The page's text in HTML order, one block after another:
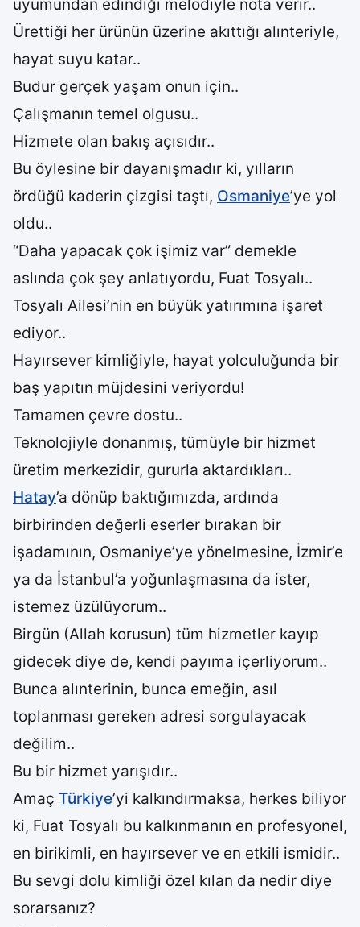
uyumundan edindiği melodiyle nota verir..
Ürettiği her ürünün üzerine akıttığı alınteriyle,
hayat suyu katar..
Budur gerçek yaşam onun için..
Çalışmanın temel olgusu..
Hizmete olan bakış açısıdır..
Bu öylesine bir dayanışmadır ki, yılların
ördüğü kaderin çizgisi taştı, Osmaniye’ye yol
oldu..
“Daha yapacak çok işimiz var” demekle
aslında çok şey anlatıyordu, Fuat Tosyalı..
Tosyalı Ailesi’nin en büyük yatırımına işaret
ediyor..
Hayırsever kimliğiyle, hayat yolculuğunda bir
baş yapıtın müjdesini veriyordu!
Tamamen çevre dostu..
Teknolojiyle donanmış, tümüyle bir hizmet
üretim merkezidir, gururla aktardıkları..
Hatay’a dönüp baktığımızda, ardında
birbirinden değerli eserler bırakan bir
işadamının, Osmaniye’ye yönelmesine, İzmir’e
ya da İstanbul’a yoğunlaşmasına da ister,
istemez üzülüyorum..
Birgün (Allah korusun) tüm hizmetler kayıp
gidecek diye de, kendi payıma içerliyorum..
Bunca alınterinin, bunca emeğin, asıl
toplanması gereken adresi sorgulayacak
değilim..
Bu bir hizmet yarışıdır..
Amaç Türkiye’yi kalkındırmaksa, herkes biliyor
ki, Fuat Tosyalı bu kalkınmanın en profesyonel,
en birikimli, en hayırsever ve en etkili ismidir..
Bu sevgi dolu kimliği özel kılan da nedir diye
sorarsanız?